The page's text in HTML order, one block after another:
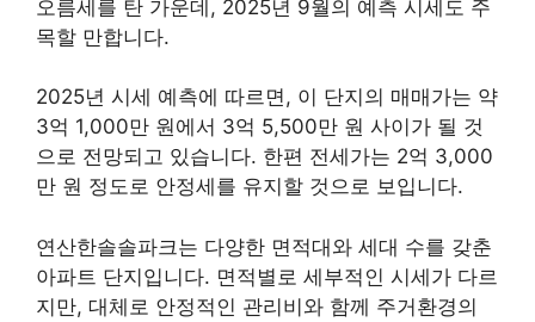
오름세를 탄 가운데, 2025년 9월의 예측 시세도 주
목할 만합니다.
2025년 시세 예측에 따르면, 이 단지의 매매가는 약
3억 1,000만 원에서 3억 5,500만 원 사이가 될 것
으로 전망되고 있습니다. 한편 전세가는 2억 3,000
만 원 정도로 안정세를 유지할 것으로 보입니다.
연산한솔솔파크는 다양한 면적대와 세대 수를 갖춘
아파트 단지입니다. 면적별로 세부적인 시세가 다르
지만, 대체로 안정적인 관리비와 함께 주거환경의